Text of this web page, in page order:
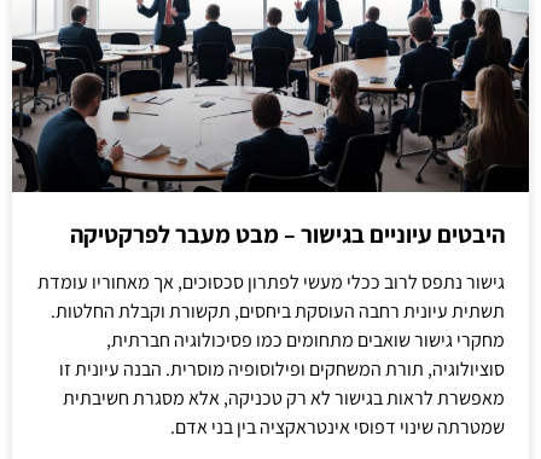
היבטים עיוניים בגישור – מבט מעבר לפרקטיקה
גישור נתפס לרוב ככלי מעשי לפתרון סכסוכים, אך מאחוריו עומדת
תשתית עיונית רחבה העוסקת ביחסים, תקשורת וקבלת החלטות.
מחקרי גישור שואבים מתחומים כמו פסיכולוגיה חברתית,
סוציולוגיה, תורת המשחקים ופילוסופיה מוסרית. הבנה עיונית זו
מאפשרת לראות בגישור לא רק טכניקה, אלא מסגרת חשיבתית
שמטרתה שינוי דפוסי אינטראקציה בין בני אדם.